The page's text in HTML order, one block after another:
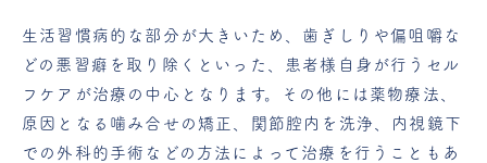
生活習慣病的な部分が大きいため、歯ぎしりや偏咀嚼な
どの悪習癖を取り除くといった、患者様自身が行うセル
フケアが治療の中心となります。その他には薬物療法、
原因となる噛み合せの矯正、関節腔内を洗浄、内視鏡下
での外科的手術などの方法によって治療を行うこともあ